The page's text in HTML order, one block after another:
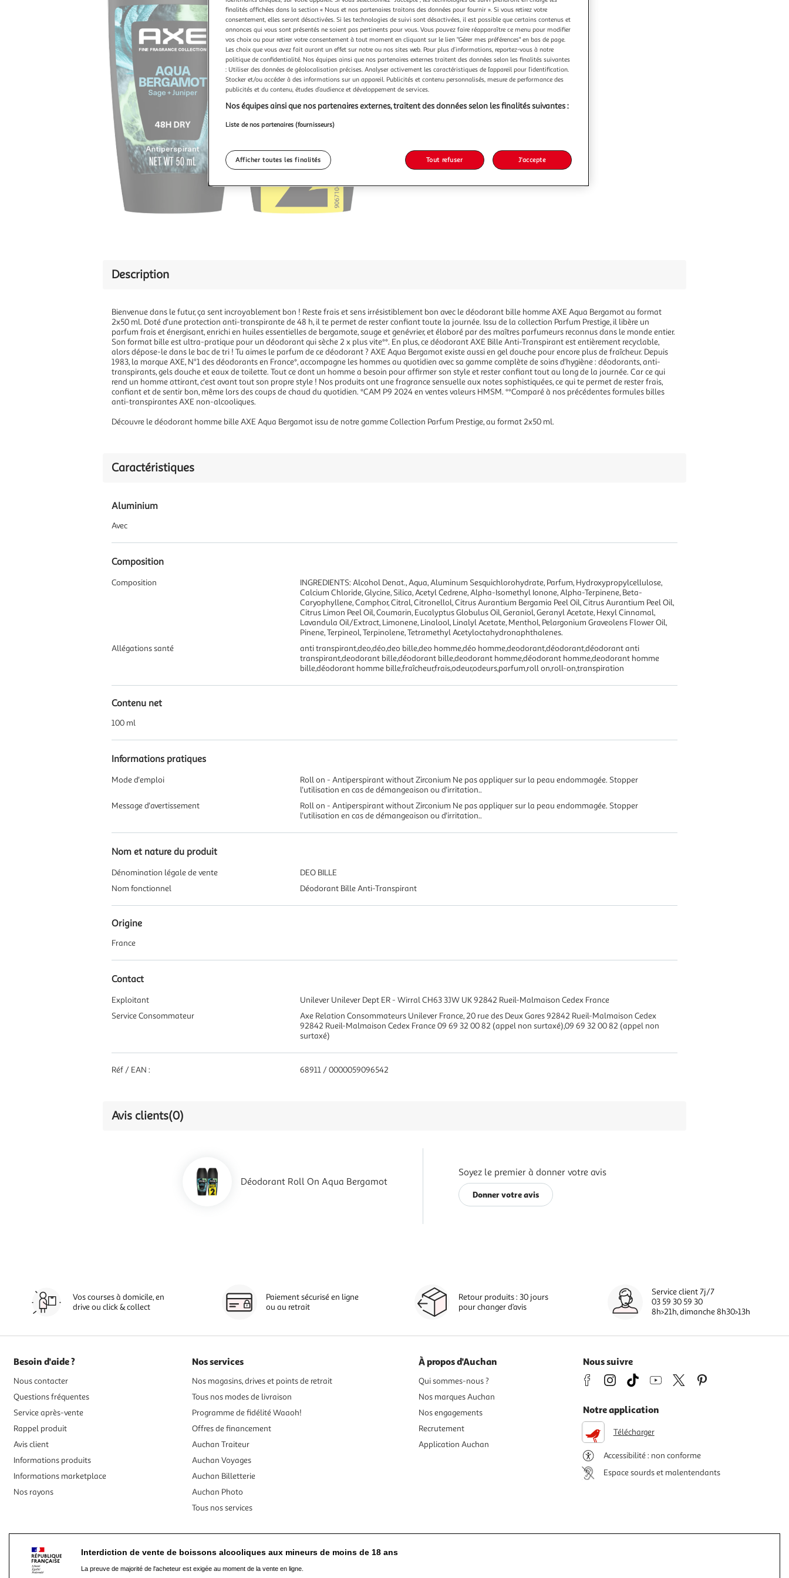
Description
Bienvenue dans le futur, ça sent incroyablement bon ! Reste frais et sens irrésistiblement bon avec le déodorant bille homme AXE Aqua Bergamot au format
2x50 ml. Doté d'une protection anti-transpirante de 48 h, il te permet de rester confiant toute la journée. Issu de la collection Parfum Prestige, il libère un
parfum frais et énergisant, enrichi en huiles essentielles de bergamote, sauge et genévrier, et élaboré par des maîtres parfumeurs reconnus dans le monde entier.
Son format bille est ultra-pratique pour un déodorant qui sèche 2 x plus vite**. En plus, ce déodorant AXE Bille Anti-Transpirant est entièrement recyclable,
alors dépose-le dans le bac de tri ! Tu aimes le parfum de ce déodorant ? AXE Aqua Bergamot existe aussi en gel douche pour encore plus de fraîcheur. Depuis
1983, la marque AXE, N°1 des déodorants en France*, accompagne les hommes au quotidien avec sa gamme complète de soins d'hygiène : déodorants, anti-
transpirants, gels douche et eaux de toilette. Tout ce dont un homme a besoin pour affirmer son style et rester confiant tout au long de la journée. Car ce qui
rend un homme attirant, c'est avant tout son propre style ! Nos produits ont une fragrance sensuelle aux notes sophistiquées, ce qui te permet de rester frais,
confiant et de sentir bon, même lors des coups de chaud du quotidien. *CAM P9 2024 en ventes valeurs HMSM. **Comparé à nos précédentes formules billes
anti-transpirantes AXE non-alcooliques.
Découvre le déodorant homme bille AXE Aqua Bergamot issu de notre gamme Collection Parfum Prestige, au format 2x50 ml.
Caractéristiques
Aluminium
Avec
Composition
Composition
INGREDIENTS: Alcohol Denat., Aqua, Aluminum Sesquichlorohydrate, Parfum, Hydroxypropylcellulose,
Calcium Chloride, Glycine, Silica, Acetyl Cedrene, Alpha-Isomethyl Ionone, Alpha-Terpinene, Beta-
Caryophyllene, Camphor, Citral, Citronellol, Citrus Aurantium Bergamia Peel Oil, Citrus Aurantium Peel Oil,
Citrus Limon Peel Oil, Coumarin, Eucalyptus Globulus Oil, Geraniol, Geranyl Acetate, Hexyl Cinnamal,
Lavandula Oil/Extract, Limonene, Linalool, Linalyl Acetate, Menthol, Pelargonium Graveolens Flower Oil,
Pinene, Terpineol, Terpinolene, Tetramethyl Acetyloctahydronaphthalenes.
Allégations santé
anti transpirant,deo,déo,deo bille,deo homme,déo homme,deodorant,déodorant,déodorant anti
transpirant,deodorant bille,déodorant bille,deodorant homme,déodorant homme,deodorant homme
bille,déodorant homme bille,fraîcheur,frais,odeur,odeurs,parfum,roll on,roll-on,transpiration
Contenu net
100 ml
Informations pratiques
Mode d'emploi
Roll on - Antiperspirant without Zirconium Ne pas appliquer sur la peau endommagée. Stopper
l'utilisation en cas de démangeaison ou d'irritation..
Message d'avertissement
Roll on - Antiperspirant without Zirconium Ne pas appliquer sur la peau endommagée. Stopper
l'utilisation en cas de démangeaison ou d'irritation..
Nom et nature du produit
Dénomination légale de vente
DEO BILLE
Nom fonctionnel
Déodorant Bille Anti-Transpirant
Origine
France
Contact
Exploitant
Unilever Unilever Dept ER - Wirral CH63 3JW UK 92842 Rueil-Malmaison Cedex France
Service Consommateur
Axe Relation Consommateurs Unilever France, 20 rue des Deux Gares 92842 Rueil-Malmaison Cedex
92842 Rueil-Malmaison Cedex France 09 69 32 00 82 (appel non surtaxé),09 69 32 00 82 (appel non
surtaxé)
Réf / EAN : 68911 / 0000059096542
Avis clients(0)
Déodorant Roll On Aqua Bergamot
Soyez le premier à donner votre avis
Donner votre avis
Vos courses à domicile, en
drive ou click & collect
Paiement sécurisé en ligne
ou au retrait
Retour produits : 30 jours
pour changer d’avis
Service client 7j/7
03 59 30 59 30
8h>21h, dimanche 8h30>13h
Besoin d'aide ?
Nous contacter
Questions fréquentes
Service après-vente
Rappel produit
Avis client
Informations produits
Informations marketplace
Nos rayons
Nos services
Nos magasins, drives et points de retrait
Tous nos modes de livraison
Programme de fidélité Waaoh!
Offres de financement
Auchan Traiteur
Auchan Voyages
Auchan Billetterie
Auchan Photo
Tous nos services
À propos d'Auchan
Qui sommes-nous ?
Nos marques Auchan
Nos engagements
Recrutement
Application Auchan
Nous suivre
Notre application
Télécharger
Accessibilité : non conforme
Espace sourds et malentendants
Interdiction de vente de boissons alcooliques aux mineurs de moins de 18 ans
La preuve de majorité de l'acheteur est exigée au moment de la vente en ligne.
finalités affichées dans la section « Nous et nos partenaires traitons des données pour fournir ». Si vous retirez votre
consentement, elles seront désactivées. Si les technologies de suivi sont désactivées, il est possible que certains contenus et
annonces qui vous sont présentés ne soient pas pertinents pour vous. Vous pouvez faire réapparaître ce menu pour modifier
vos choix ou pour retirer votre consentement à tout moment en cliquant sur le lien "Gérer mes préférences" en bas de page.
Les choix que vous avez fait auront un effet sur notre ou nos sites web. Pour plus d’informations, reportez-vous à notre
politique de confidentialité. Nos équipes ainsi que nos partenaires externes traitent des données selon les finalités suivantes
: Utiliser des données de géolocalisation précises. Analyser activement les caractéristiques de l’appareil pour l’identification.
Stocker et/ou accéder à des informations sur un appareil. Publicités et contenu personnalisés, mesure de performance des
publicités et du contenu, études d’audience et développement de services.
Nos équipes ainsi que nos partenaires externes, traitent des données selon les finalités suivantes :
Liste de nos partenaires (fournisseurs)
Afficher toutes les finalités Tout refuser J'accepte